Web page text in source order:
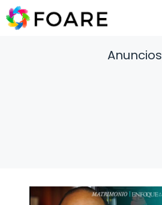
Saltar
al
Anuncios